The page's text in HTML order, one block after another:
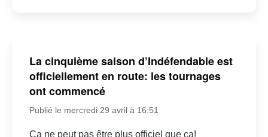
La cinquième saison d’Indéfendable est
officiellement en route: les tournages
ont commencé
Publié le mercredi 29 avril à 16:51
Ça ne peut pas être plus officiel que ça!